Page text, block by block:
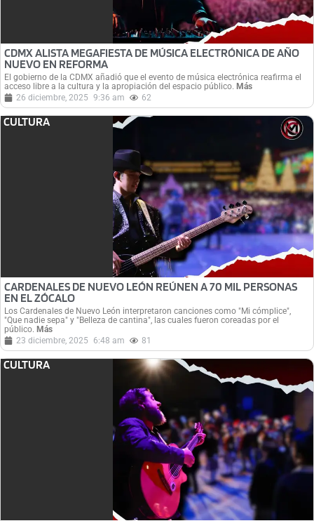
CDMX ALISTA MEGAFIESTA DE MÚSICA ELECTRÓNICA DE AÑO
NUEVO EN REFORMA
El gobierno de la CDMX añadió que el evento de música electrónica reafirma el
acceso libre a la cultura y la apropiación del espacio público. Más
26 diciembre, 2025 9:36 am 62
CULTURA
CARDENALES DE NUEVO LEÓN REÚNEN A 70 MIL PERSONAS
EN EL ZÓCALO
Los Cardenales de Nuevo León interpretaron canciones como "Mi cómplice",
"Que nadie sepa" y "Belleza de cantina", las cuales fueron coreadas por el
público. Más
23 diciembre, 2025
6:48 am 81
CULTURA